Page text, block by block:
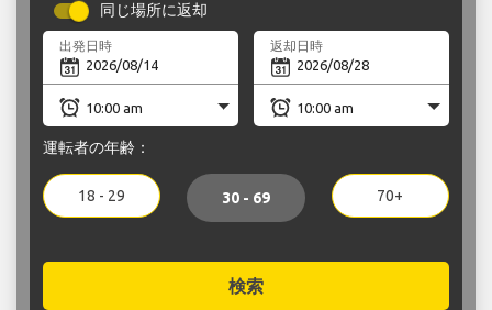
同じ場所に返却
出発日時 返却日時
運転者の年齢：
18 - 29 30 - 69 70+
検索